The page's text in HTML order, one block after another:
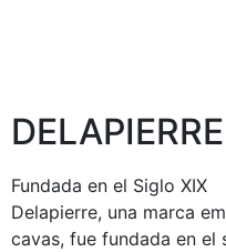
DELAPIERRE
Fundada en el Siglo XIX
Delapierre, una marca
cavas, fue fundada en el